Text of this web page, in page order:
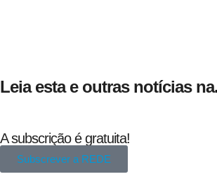
Leia esta e outras notícias
A subscrição é gratuita!
Subscrever a REDE